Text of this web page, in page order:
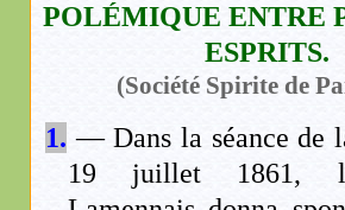
POLÉMIQUE ENTRE
ESPRITS.
(Société Spirite de
1. — Dans la séance de
19 juillet 1861,